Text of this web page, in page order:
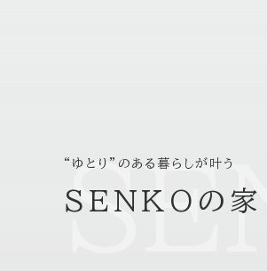
“ゆとり”のある暮らしが叶う
SENKOの家